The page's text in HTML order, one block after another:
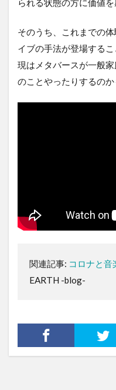
そのうち、これまでの
イブの手法が登場する
現はメタバースが一般
のことやったりするのか
関連記事: コロナと音
EARTH -blog-